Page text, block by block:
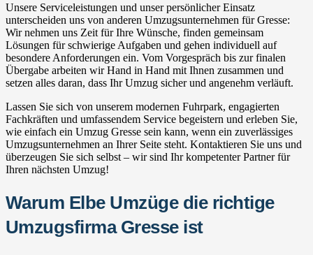
Unsere Serviceleistungen und unser persönlicher Einsatz
unterscheiden uns von anderen Umzugsunternehmen für Gresse:
Wir nehmen uns Zeit für Ihre Wünsche, finden gemeinsam
Lösungen für schwierige Aufgaben und gehen individuell auf
besondere Anforderungen ein. Vom Vorgespräch bis zur finalen
Übergabe arbeiten wir Hand in Hand mit Ihnen zusammen und
setzen alles daran, dass Ihr Umzug sicher und angenehm verläuft.
Lassen Sie sich von unserem modernen Fuhrpark, engagierten
Fachkräften und umfassendem Service begeistern und erleben Sie,
wie einfach ein Umzug Gresse sein kann, wenn ein zuverlässiges
Umzugsunternehmen an Ihrer Seite steht. Kontaktieren Sie uns und
überzeugen Sie sich selbst – wir sind Ihr kompetenter Partner für
Ihren nächsten Umzug!
Warum Elbe Umzüge die richtige
Umzugsfirma Gresse ist